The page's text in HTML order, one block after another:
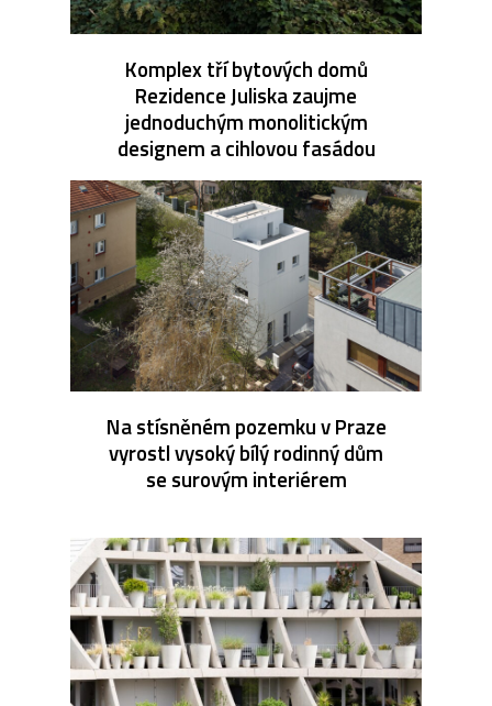
Komplex tří bytových domů
Rezidence Juliska zaujme
jednoduchým monolitickým
designem a cihlovou fasádou
Na stísněném pozemku v Praze
vyrostl vysoký bílý rodinný dům
se surovým interiérem